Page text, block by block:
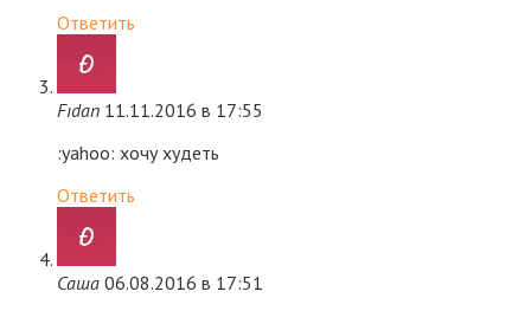
Ответить
Fıdan 11.11.2016 в 17:55
:yahoo: хочу худеть
Ответить
Саша 06.08.2016 в 17:51